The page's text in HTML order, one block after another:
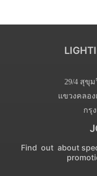
29/4 สุขุ
แขวงคลอง
กรุ
Find out about